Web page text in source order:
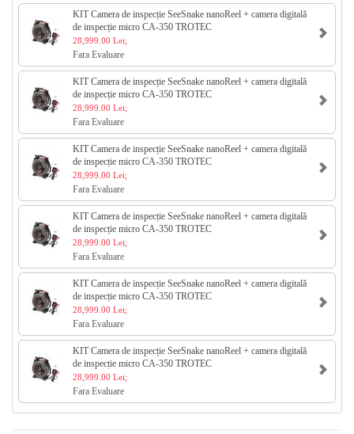
KIT Camera de inspecție SeeSnake nanoReel + camera digitală
de inspecție micro CA-350 TROTEC
28,999.00 Lei;
Fara Evaluare
KIT Camera de inspecție SeeSnake nanoReel + camera digitală
de inspecție micro CA-350 TROTEC
28,999.00 Lei;
Fara Evaluare
KIT Camera de inspecție SeeSnake nanoReel + camera digitală
de inspecție micro CA-350 TROTEC
28,999.00 Lei;
Fara Evaluare
KIT Camera de inspecție SeeSnake nanoReel + camera digitală
de inspecție micro CA-350 TROTEC
28,999.00 Lei;
Fara Evaluare
KIT Camera de inspecție SeeSnake nanoReel + camera digitală
de inspecție micro CA-350 TROTEC
28,999.00 Lei;
Fara Evaluare
KIT Camera de inspecție SeeSnake nanoReel + camera digitală
de inspecție micro CA-350 TROTEC
28,999.00 Lei;
Fara Evaluare